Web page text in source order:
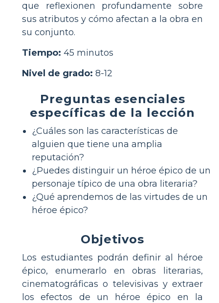
que reflexionen profundamente sobre
sus atributos y cómo afectan a la obra en
su conjunto.
Tiempo: 45 minutos
Nivel de grado: 8-12
Preguntas esenciales
específicas de la lección
¿Cuáles son las características de
alguien que tiene una amplia
reputación?
¿Puedes distinguir un héroe épico de un
personaje típico de una obra literaria?
¿Qué aprendemos de las virtudes de un
héroe épico?
Objetivos
Los estudiantes podrán definir al héroe
épico, enumerarlo en obras literarias,
cinematográficas o televisivas y extraer
los efectos de un héroe épico en la